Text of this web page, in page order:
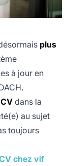
plus
à jour en
dans la
au sujet
toujours
chez vif